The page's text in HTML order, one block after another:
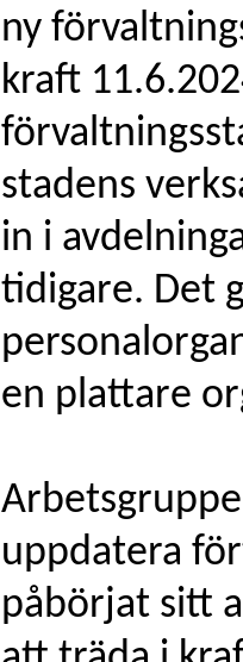
ny
kraft
stadens
in i
tidigare. Det
en plattare
uppdatera
påbörjat sitt